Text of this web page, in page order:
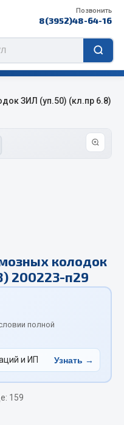
Позвонить
8(3952)48-64-16
ЗИЛ (уп.50) (кл.пр 6.8)
колодок
200223-п29
полной
и ИП Узнать →
159